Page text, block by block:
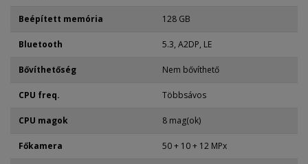
Beépített memória 128 GB
Bluetooth 5.3, A2DP, LE
Bővíthetőség Nem bővíthető
CPU freq. Többsávos
CPU magok 8 mag(ok)
Főkamera 50 + 10 + 12 MPx